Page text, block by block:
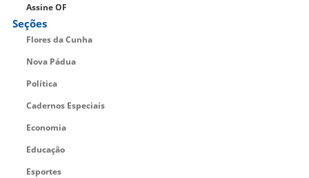
Assine OF
Seções
Flores da Cunha
Nova Pádua
Política
Cadernos Especiais
Economia
Educação
Esportes